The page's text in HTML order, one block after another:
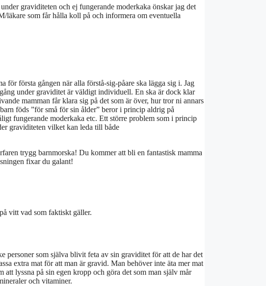
graviditeten och ej fungerande moderkaka önskar jag det
läkare som får hålla koll på och informera om eventuella
första gången när alla förstå-sig-påare ska lägga sig i. Jag
under graviditet är väldigt individuell. En ska är dock klar
mamman får klara sig på det som är över, hur tror ni annars
föds ”för små för sin ålder” beror i princip aldrig på
fungerande moderkaka etc. Ett större problem som i princip
graviditeten vilket kan leda till både
trygg barnmorska! Du kommer att bli en fantastisk mamma
fixar du galant!
vitt vad som faktiskt gäller.
personer som själva blivit feta av sin graviditet för att de har det
extra mat för att man är gravid. Man behöver inte äta mer mat
lyssna på sin egen kropp och göra det som man själv mår
och vitaminer.